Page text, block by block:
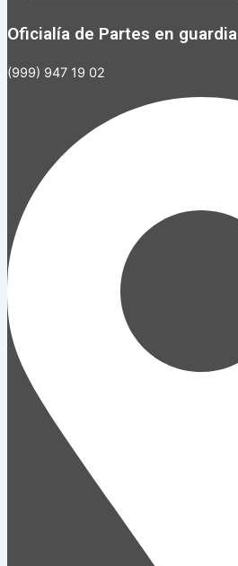
Oficialía de Partes en guardia
(999) 947 19 02